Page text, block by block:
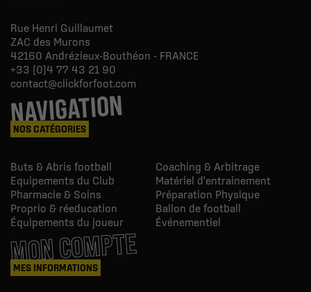
Rue Henri Guillaumet
ZAC des Murons
42160 Andrézieux-Bouthéon - FRANCE
+33 (0)4 77 43 21 90
contact@clickforfoot.com
NAVIGATION
NOS CATÉGORIES
Buts & Abris football
Coaching & Arbitrage
Equipements du Club
Matériel d'entrainement
Pharmacie & Soins
Préparation Physique
Proprio & réeducation
Ballon de football
Équipements du joueur
Événementiel
MON COMPTE
MES INFORMATIONS